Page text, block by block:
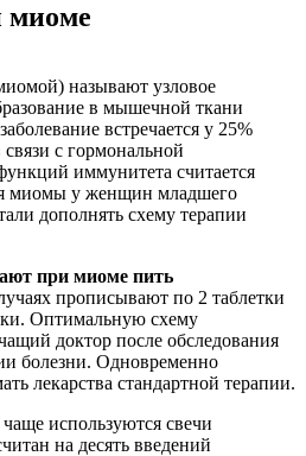
миоме
называют узловое
в мышечной ткани
встречается у 25%
с гормональной
иммунитета считается
миомы у женщин младшего
дополнять схему терапии
при миоме пить
прописывают по 2 таблетки
Оптимальную схему
доктор после обследования
болезни. Одновременно
лекарства стандартной терапии.
используются свечи
на десять введений